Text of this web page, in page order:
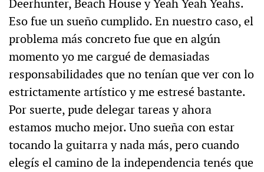
Deerhunter, Beach House y Yeah Yeah Yeahs.
Eso fue un sueño cumplido. En nuestro caso, el
problema más concreto fue que en algún
momento yo me cargué de demasiadas
responsabilidades que no tenían que ver con lo
estrictamente artístico y me estresé bastante.
Por suerte, pude delegar tareas y ahora
estamos mucho mejor. Uno sueña con estar
tocando la guitarra y nada más, pero cuando
elegís el camino de la independencia tenés que